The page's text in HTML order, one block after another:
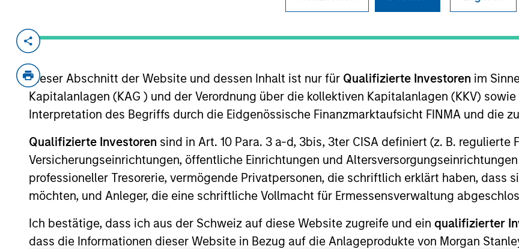
Dieser Abschnitt der Website und dessen Inhalt ist nur für Qualifizierte Investoren im
Kapitalanlagen (KAG ) und der Verordnung über die kollektiven Kapitalanlagen (KKV)
Interpretation des Begriffs durch die Eidgenössische Finanzmarktaufsicht FINMA und die
Qualifizierte Investoren sind in Art. 10 Para. 3 a-d, 3bis, 3ter CISA definiert (z. B. regulierte
Versicherungseinrichtungen, öffentliche Einrichtungen und
professioneller Tresorerie, vermögende Privatpersonen, die schriftlich erklärt haben, dass
möchten, und Anleger, die eine schriftliche Vollmacht für Ermessensverwaltung
Ich bestätige, dass ich aus der Schweiz auf diese Website zugreife und ein qualifizierter
dass die Informationen dieser Website in Bezug auf die Anlageprodukte von Morgan
Alternative Behavior Strategies, Inc. was founded in 2011 and is based in Salt Lake
Utah. The Company offers Applied Behavior Analysis (ABA) therapy in the home, as
well as other services such as speech and occupational therapy in clinic settings.
consisting of over 50 Board Certified Behavior Analysts (BCBAs) and over 375 part-
Behavior Interventionists (BIs), treating patients in Utah, North Carolina and California.
View Current Employment Opportunities